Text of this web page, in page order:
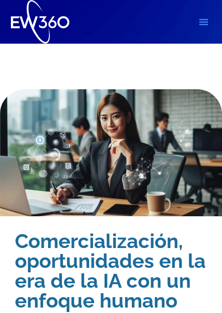
Comercialización,
oportunidades en la
era de la IA con un
enfoque humano